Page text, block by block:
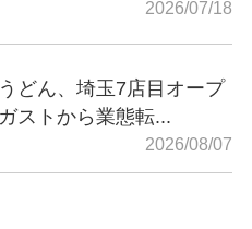
2026/07/18
どん、埼玉7店目オープ
ストから業態転...
2026/08/07